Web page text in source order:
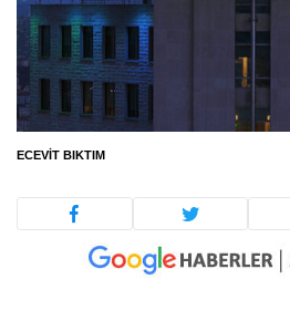
ECEVIT BIKTIM